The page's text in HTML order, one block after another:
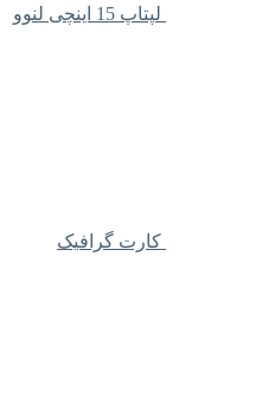
لپتاپ 15 اینچی لنوو
کارت گرافیک